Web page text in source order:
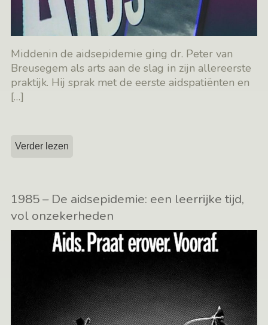
Middenin de aidsepidemie ging dr. Peter van
Breusegem als arts aan de slag in zijn allereerste
praktijk. Hij sprak met de eerste aidspatiënten en
[…]
Verder lezen
1985 – De aidsepidemie: een leerrijke tijd,
vol onzekerheden